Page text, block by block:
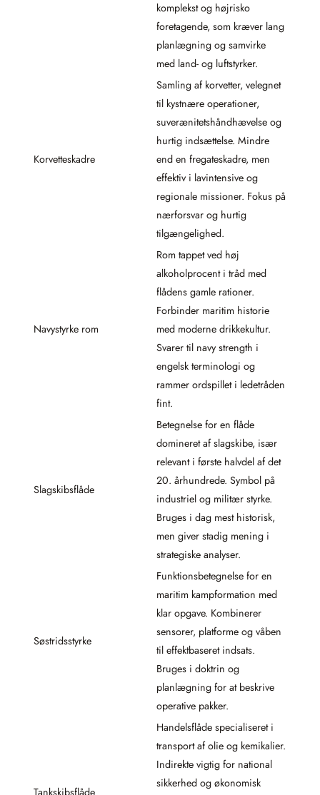
komplekst og højrisko
foretagende, som kræver lang
planlægning og samvirke
med land- og luftstyrker.
Korvetteskadre
Samling af korvetter, velegnet
til kystnære operationer,
suverænitetshåndhævelse og
hurtig indsættelse. Mindre
end en fregateskadre, men
effektiv i lavintensive og
regionale missioner. Fokus på
nærforsvar og hurtig
tilgængelighed.
Navystyrke rom
Rom tappet ved høj
alkoholprocent i tråd med
flådens gamle rationer.
Forbinder maritim historie
med moderne drikkekultur.
Svarer til navy strength i
engelsk terminologi og
rammer ordspillet i ledetråden
fint.
Slagskibsflåde
Betegnelse for en flåde
domineret af slagskibe, især
relevant i første halvdel af det
20. århundrede. Symbol på
industriel og militær styrke.
Bruges i dag mest historisk,
men giver stadig mening i
strategiske analyser.
Søstridsstyrke
Funktionsbetegnelse for en
maritim kampformation med
klar opgave. Kombinerer
sensorer, platforme og våben
til effektbaseret indsats.
Bruges i doktrin og
planlægning for at beskrive
operative pakker.
Handelsflåde specialiseret i
transport af olie og kemikalier.
Indirekte vigtig for national
sikkerhed og økonomisk